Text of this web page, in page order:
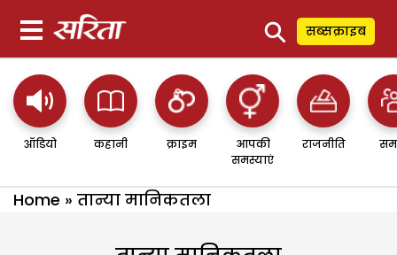
⚲ सब्सक्राइब
ऑडियो कहानी क्राइम
आपकी
समस्याएं
राजनीति
Home » तान्या मानिकतला